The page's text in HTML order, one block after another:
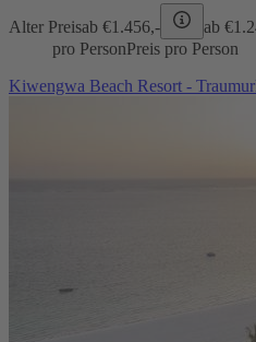
Alter Preisab €1.456,- ab €
pro PersonPreis pro Person
Kiwengwa Beach Resort -